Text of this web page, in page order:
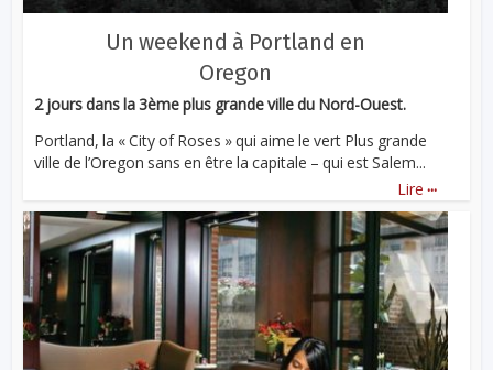
Un weekend à Portland en
Oregon
2 jours dans la 3ème plus grande ville du Nord-Ouest.
Portland, la « City of Roses » qui aime le vert Plus grande
ville de l’Oregon sans en être la capitale – qui est Salem...
Lire ...